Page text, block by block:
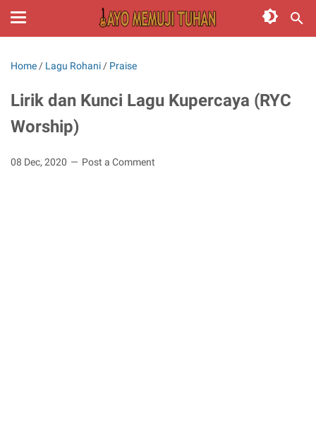
Home / Lagu Rohani / Praise
Lirik dan Kunci Lagu Kupercaya (RYC
Worship)
08 Dec, 2020 Post a Comment